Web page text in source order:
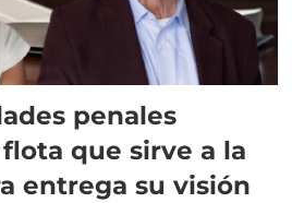
penales
que sirve a la
entrega su visión